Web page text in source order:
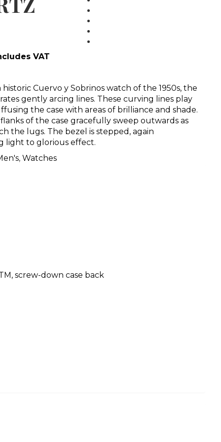
VAT
historic Cuervo y Sobrinos watch of the 1950s, the
gently arcing lines. These curving lines play
the case with areas of brilliance and shade.
of the case gracefully sweep outwards as
the lugs. The bezel is stepped, again
light to glorious effect.
,Watches
screw-down case back